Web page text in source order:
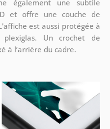
également une subtile
et offre une couche de
est aussi protégée à
Un crochet de
à l’arrière du cadre.